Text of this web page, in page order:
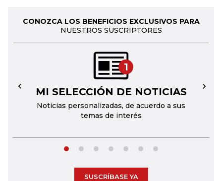
CONOZCA LOS BENEFICIOS EXCLUSIVOS PARA
NUESTROS SUSCRIPTORES
1
MI SELECCIÓN DE NOTICIAS
Noticias personalizadas, de acuerdo a sus
temas de interés
← →
SUSCRÍBASE YA